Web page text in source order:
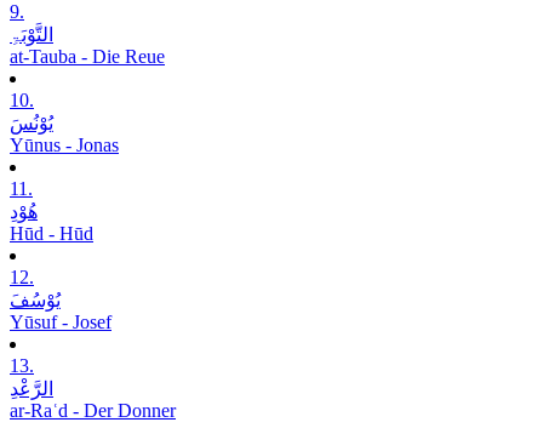
9.
التَّوْبَۃِ
at-Tauba - Die Reue
10.
یُوْنُسَ
Yūnus - Jonas
11.
ھُوْدِ
Hūd - Hūd
12.
یُوْسُفَ
Yūsuf - Josef
13.
الرَّعْدِ
ar-Raʿd - Der Donner